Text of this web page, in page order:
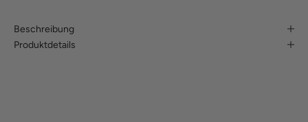
Beschreibung
Produktdetails